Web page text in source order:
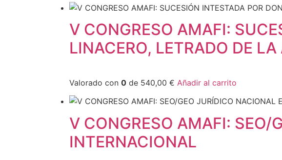
V CONGRESO AMAFI:
LINACERO, LETRADO DE
Valorado con 0 de 540,00 € Añadir al carrito
V CONGRESO AMAFI: SEO/
INTERNACIONAL